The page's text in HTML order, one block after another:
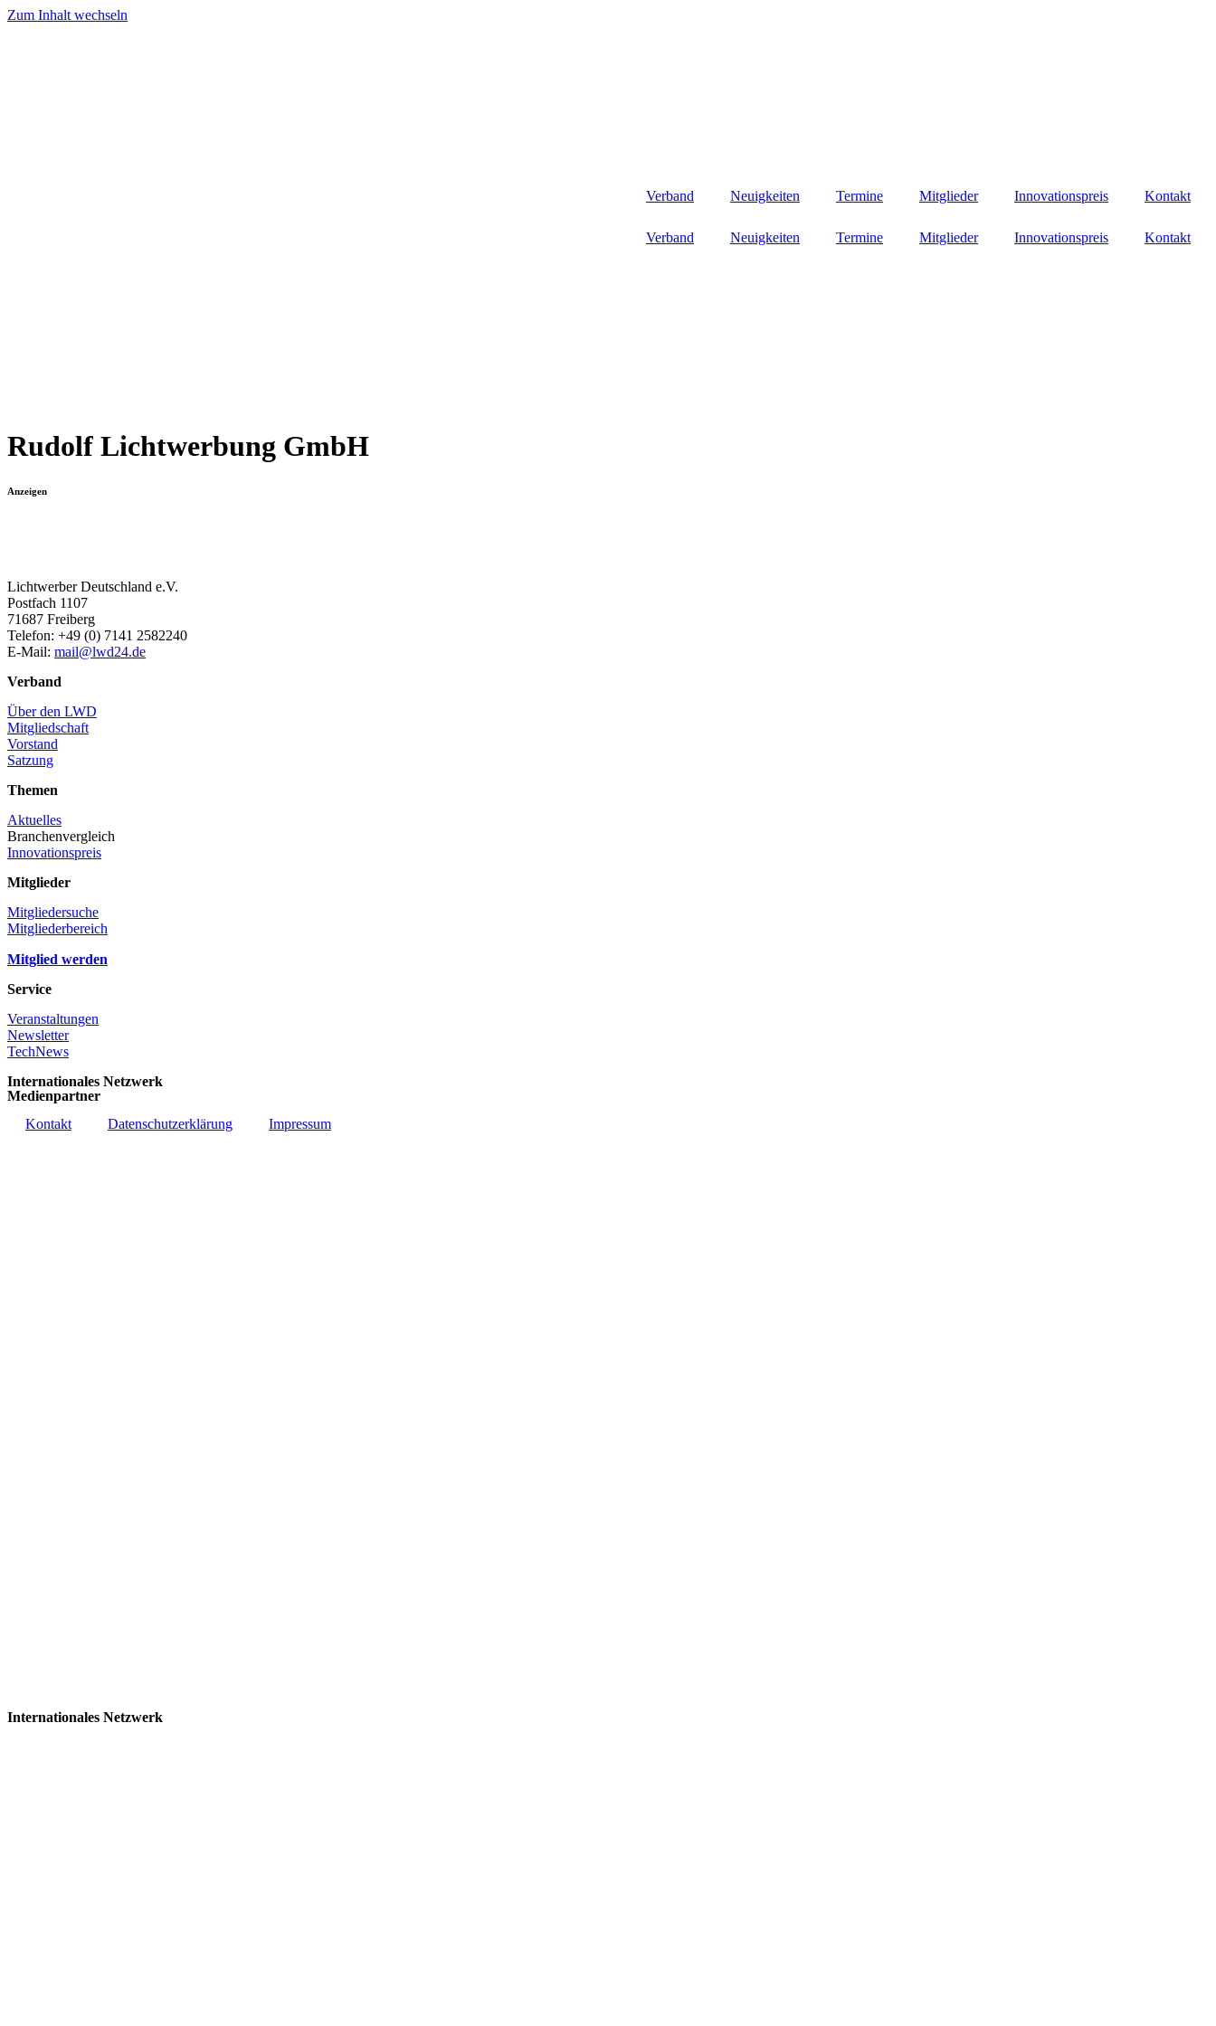
Zum Inhalt wechseln
Verband Neuigkeiten Termine Mitglieder Innovationspreis Kontakt
Verband Neuigkeiten Termine Mitglieder Innovationspreis Kontakt
Rudolf Lichtwerbung GmbH
Anzeigen
Lichtwerber Deutschland e.V.
Postfach 1107
71687 Freiberg
Telefon: +49 (0) 7141 2582240
E-Mail: mail@lwd24.de
Verband
Über den LWD
Mitgliedschaft
Vorstand
Satzung
Themen
Aktuelles
Branchenvergleich
Innovationspreis
Mitglieder
Mitgliedersuche
Mitgliederbereich
Mitglied werden
Service
Veranstaltungen
Newsletter
TechNews
Internationales Netzwerk
Medienpartner
Kontakt
Datenschutzerklärung Impressum
Internationales Netzwerk